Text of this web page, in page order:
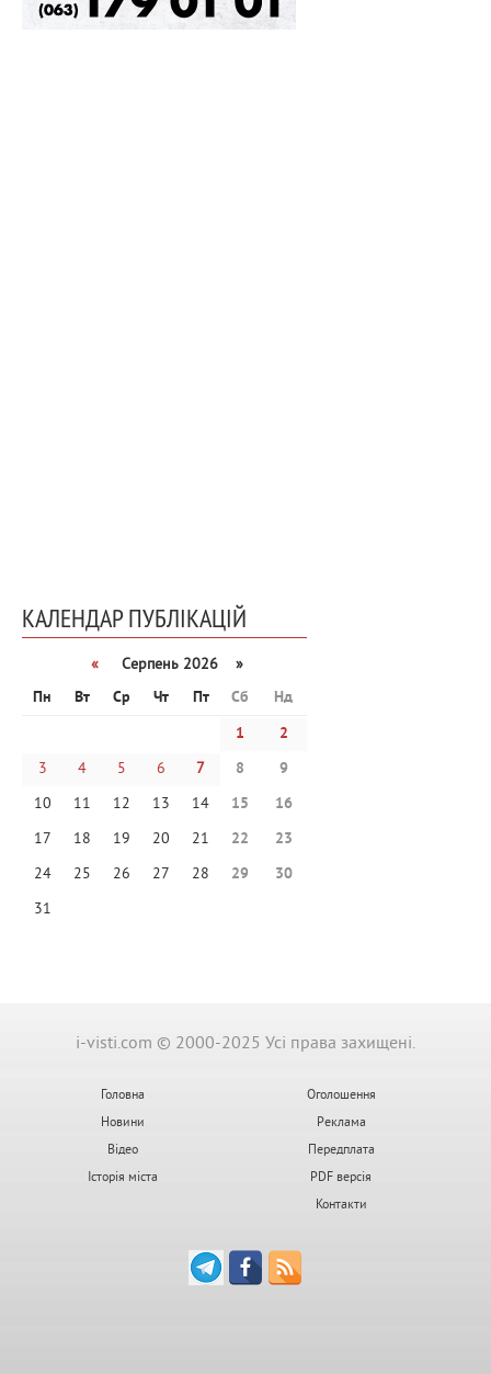
КАЛЕНДАР ПУБЛІКАЦІЙ
«
Серпень 2026 »
Пн
Вт Ср Чт Пт Сб
Нд
1
2
3
4 5 6 7 8
9
10
11 12 13 14 15
16
17
18 19 20 21 22
23
24
25 26 27 28 29
30
31
i-visti.com © 2000-2025 Усі права захищені.
Головна
Новини
Відео
Історія міста
Оголошення
Реклама
Передплата
PDF версія
Контакти